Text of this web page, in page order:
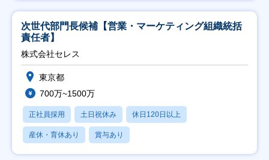
次世代部門長候補【営業・マーケティング組織統括
責任者】
株式会社セレス
東京都
700万~1500万
正社員採用 土日祝休み 休日120日以上
産休・育休あり 賞与あり